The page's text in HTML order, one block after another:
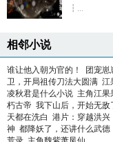
┇...
相邻小说
谁让他入朝为官的！ 团宠
卫，开局祖传刀法大圆满 江
凌秋君是什么小说 主角江果
朽古帝 我下山后，开始无敌
天都在洗白 港片：穿越洪兴
神 都降妖了，还讲什么武德